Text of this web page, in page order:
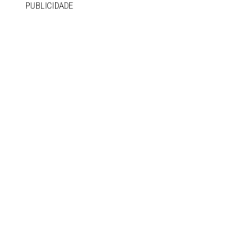
PUBLICIDADE